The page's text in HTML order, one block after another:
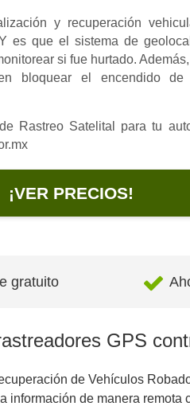
y recuperación
es que el sistema de
si fue hurtado.
bloquear el encendido
Rastreo Satelital para tu
¡VER PRECIOS!
gratuito
GPS
de Vehículos
información de manera